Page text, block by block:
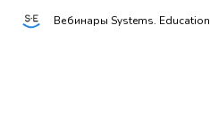
Вебинары Systems. Education